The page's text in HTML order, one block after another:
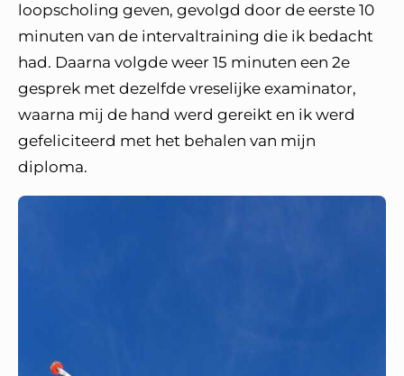
loopscholing geven, gevolgd door de eerste 10
minuten van de intervaltraining die ik bedacht
had. Daarna volgde weer 15 minuten een 2e
gesprek met dezelfde vreselijke examinator,
waarna mij de hand werd gereikt en ik werd
gefeliciteerd met het behalen van mijn
diploma.